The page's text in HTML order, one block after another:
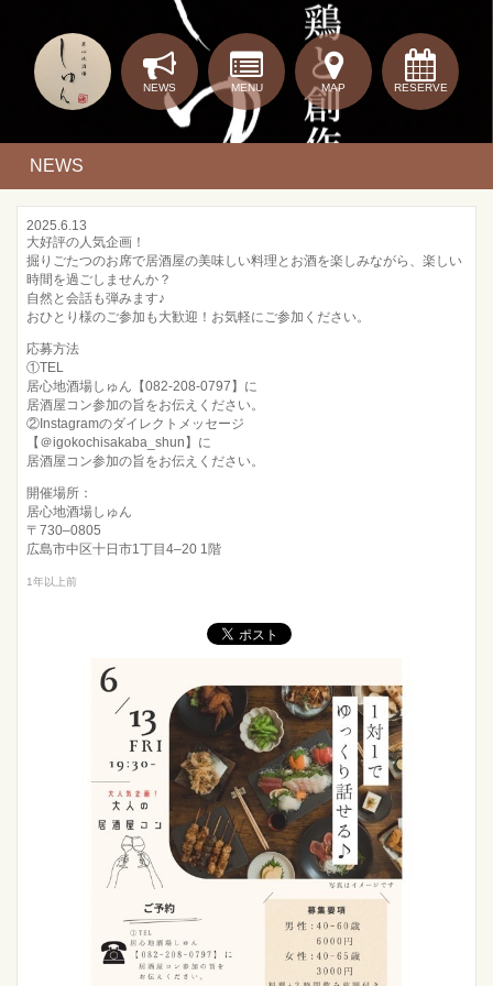
NEWS MENU MAP RESERVE
NEWS
2025.6.13
大好評の人気企画！
掘りごたつのお席で居酒屋の美味しい料理とお酒を楽しみながら、楽しい
時間を過ごしませんか？
自然と会話も弾みます♪
おひとり様のご参加も大歓迎！お気軽にご参加ください。
応募方法
①TEL
居心地酒場しゅん【082-208-0797】に
居酒屋コン参加の旨をお伝えください。
②Instagramのダイレクトメッセージ
【＠igokochisakaba_shun】に
居酒屋コン参加の旨をお伝えください。
開催場所：
居心地酒場しゅん
〒730–0805
広島市中区十日市1丁目4–20 1階
1年以上前